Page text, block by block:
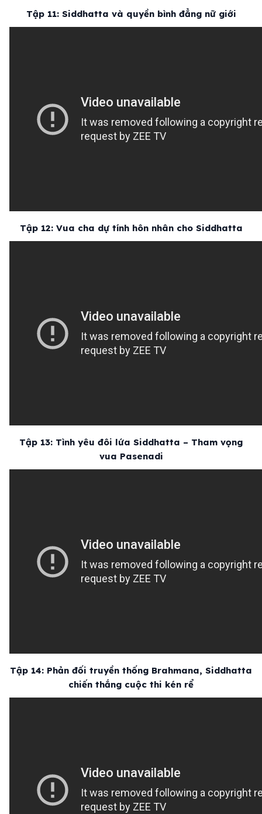
Tập 11: Siddhatta và quyền bình đẳng nữ giới
Tập 12: Vua cha dự tính hôn nhân cho Siddhatta
Tập 13: Tình yêu đôi lứa Siddhatta – Tham vọng
vua Pasenadi
Tập 14: Phản đối truyền thống Brahmana, Siddhatta
chiến thắng cuộc thi kén rể